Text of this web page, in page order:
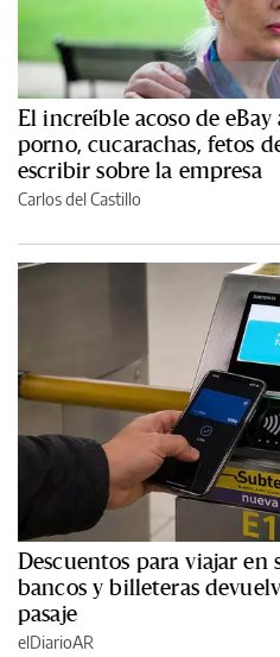
El increíble acoso de
porno, cucarachas, fetos
escribir sobre la empresa
Carlos del Castillo
Descuentos para viajar
bancos y billeteras
pasaje
elDiarioAR